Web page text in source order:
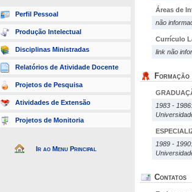
Perfil Pessoal
Produção Intelectual
Disciplinas Ministradas
Relatórios de Atividade Docente
Projetos de Pesquisa
Atividades de Extensão
Projetos de Monitoria
Ir ao Menu Principal
Áreas de
não
Currículo
link não
Formação
1983 -
1989 -
Contatos